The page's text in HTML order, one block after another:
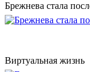
Брежнева стала
Виртуальная жизнь